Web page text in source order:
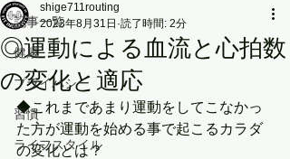
記事一覧
健康
プライバシー
習慣
ライフスタイル
◎運動による血流と心拍数
の変化と適応
shige711routing
2023年8月31日 読了時間: 2分
◆これまであまり運動をしてこなかっ
た方が運動を始める事で起こるカラダ
の変化とは？